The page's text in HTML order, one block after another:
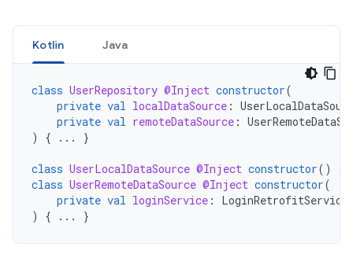
Kotlin Java
class UserRepository @Inject constructor(
private val localDataSource :
private val remoteDataSource :
)
{ ... }
class UserLocalDataSource @Inject constructor() {
class UserRemoteDataSource @Inject constructor(
private val loginService :
LoginRetrofitService
)
{ ... }